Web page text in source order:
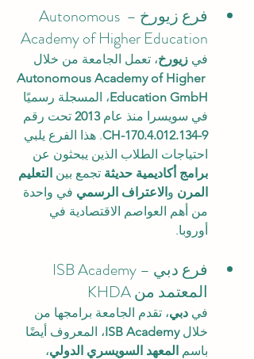
فرع زيورخ – Autonomous
Academy of Higher Education
في زيورخ، تعمل الجامعة من خلال
Autonomous Academy of Higher
Education GmbH، المسجلة رسميًا
في سويسرا منذ عام 2013 تحت رقم
CH-170.4.012.134-9. هذا الفرع يلبي
احتياجات الطلاب الذين يبحثون عن
برامج أكاديمية حديثة تجمع بين التعليم
المرن والاعتراف الرسمي في واحدة
من أهم العواصم الاقتصادية في
أوروبا.
المعتمد من KHDA
في دبي، تقدم الجامعة برامجها من
خلال ISB Academy، المعروف أيضًا
باسم المعهد السويسري الدولي،